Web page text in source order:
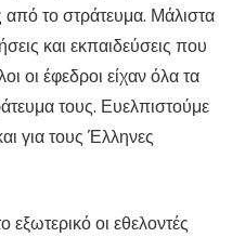
από το στράτευμα. Μάλιστα
και εκπαιδεύσεις που
οι έφεδροι είχαν όλα τα
τους. Ευελπιστούμε
για τους Έλληνες
εξωτερικό οι εθελοντές